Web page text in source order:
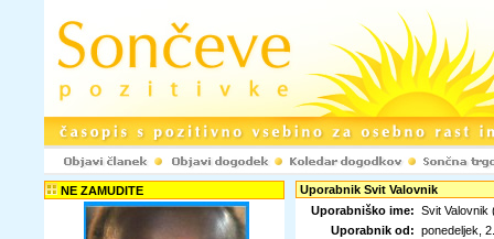
NE ZAMUDITE
Uporabnik Svit Valovnik
Uporabniško ime: Svit Valovnik
Uporabnik od: ponedeljek,